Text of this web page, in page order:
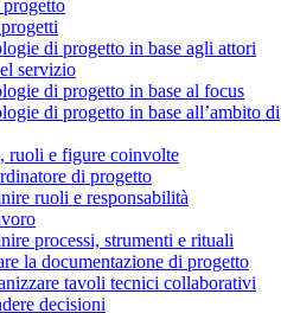
di progetto in base agli attori
servizio
di progetto in base al focus
di progetto in base all’ambito di
ruoli e figure coinvolte
di progetto
ruoli e responsabilità
processi, strumenti e rituali
la documentazione di progetto
tavoli tecnici collaborativi
decisioni